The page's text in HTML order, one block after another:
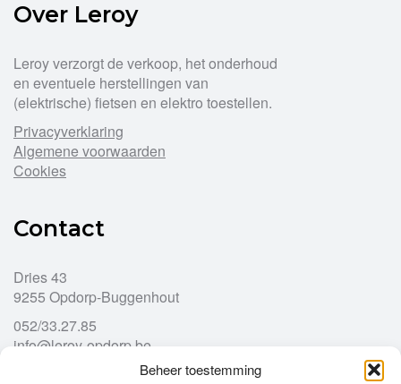
Beheer toestemming
Over Leroy
Leroy verzorgt de verkoop, het onderhoud
en eventuele herstellingen van
(elektrische) fietsen en elektro toestellen.
Privacyverklaring
Algemene voorwaarden
Cookies
Contact
Dries 43
9255 Opdorp-Buggenhout
052/33.27.85
info@leroy-opdorp.be